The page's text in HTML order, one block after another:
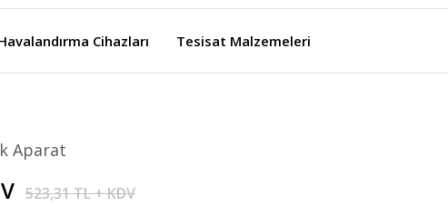
Cihazları Tesisat Malzemeleri
Aparat
523,31 TL + KDV